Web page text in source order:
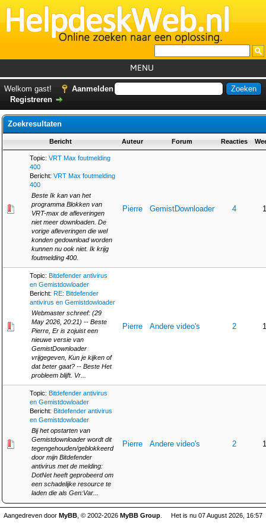
MENU
Helpdesks
Welkom gast!
Aanmelden
Registreren
Zoekresultaten
Bericht Auteur Forum Reacties
Topic: VRT Max foutmelding
400
Bericht: VRT Max foutmelding
400
Beste Ik kan van het
programma Blokken van
VRT-max de afleveringen
niet meer downloaden. De
vorige afleveringen die wel
konden gedownload worden
kunnen nu ook niet. Ik krijg
foutmelding 400.
Pierre GemistDownloader 4
Topic: Bitdefender antivirus
en Gemistdowloader
Bericht: RE: Bitdefender
antivirus en Gemistdowloader
Webmaster schreef: (29
May 2026, 20:21) -- Beste
Pierre, Er is zojuist een
nieuwe versie van
GemistDownloader
vrijgegeven, Kun je kijken of
dat beter gaat? -- Beste Het
probleem blijft. Vr...
Pierre Andere video's 2
Topic: Bitdefender antivirus
en Gemistdowloader
Bericht: Bitdefender antivirus
en Gemistdowloader
Bij het opstarten van
Gemistdownloader wordt dit
tegengehouden/geblokkeerd
door mijn Bitdefender
antivirus met de melding:
DotNet heeft geprobeerd om
een schadelijke resource te
laden die als Gen:Var...
Pierre Andere video's 2
Het is nu 07 August 2026, 16:57
Aangedreven door MyBB , © 2002-2026 MyBB Group